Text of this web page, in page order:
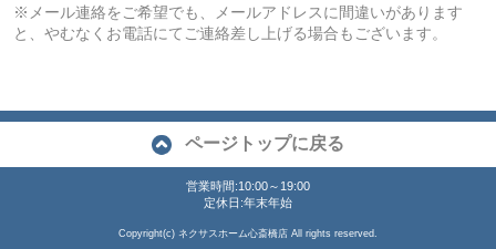
※メール連絡をご希望でも、メールアドレスに間違いがあります
と、やむなくお電話にてご連絡差し上げる場合もございます。
ページトップに戻る
営業時間:10:00～19:00
定休日:年末年始
Copyright(c) ネクサスホーム心斎橋店 All rights reserved.